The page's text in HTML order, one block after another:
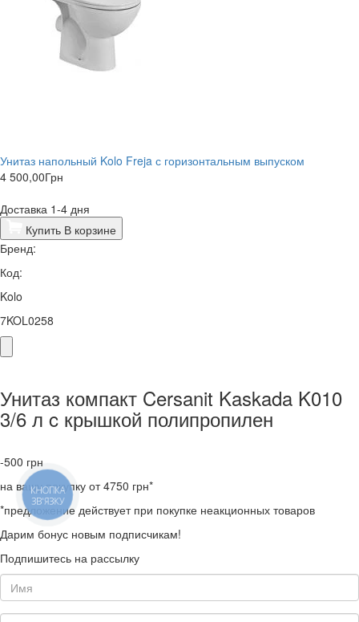
Унитаз напольный Kolo Freja с горизонтальным выпуском
4 500,00Грн
Доставка 1-4 дня
Купить В корзине
Бренд:
Код:
Kolo
7KOL0258
Унитаз компакт Cersanit Kaskada K010
3/6 л c крышкой полипропилен
-500 грн
на вашу покупку от 4750 грн*
*предложение действует при покупке неакционных товаров
Дарим бонус новым подписчикам!
Подпишитесь на рассылку
КНОПКА
ЗВ'ЯЗКУ